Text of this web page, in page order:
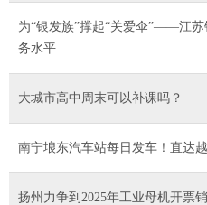
为“银发族”撑起“关爱伞”——江
务水平
大城市高中周末可以补课吗？
南宁埌东汽车站每日发车！直达
扬州力争到2025年工业母机开票